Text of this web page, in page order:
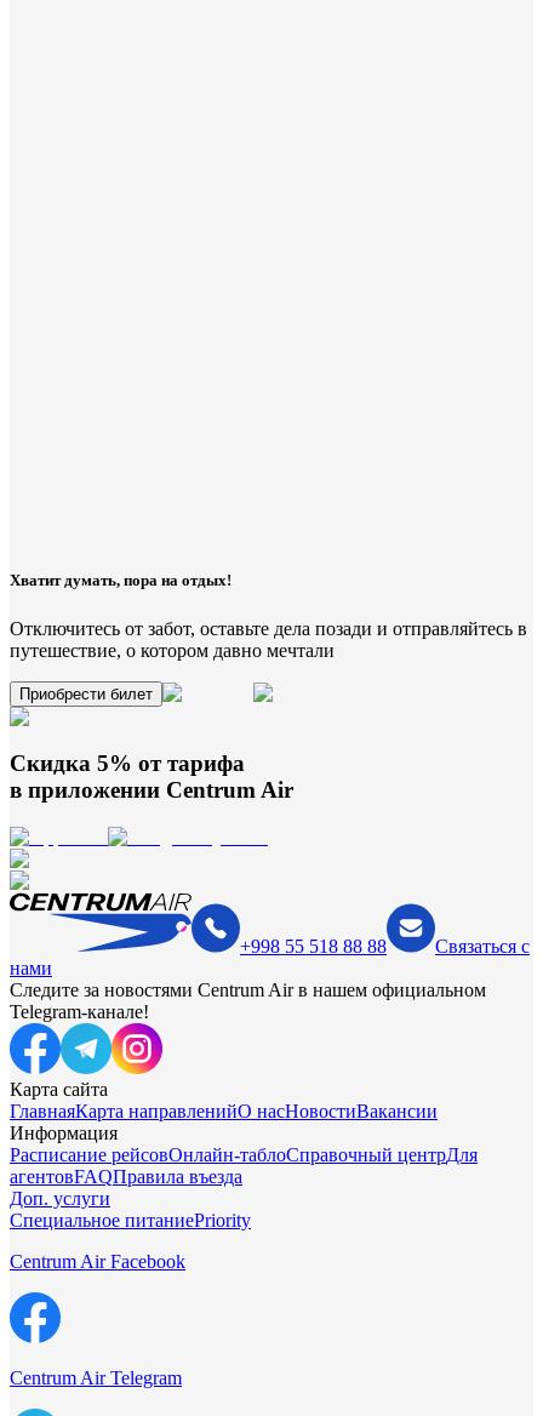
Хватит думать, пора на отдых!
Отключитесь от забот, оставьте дела позади и отправляйтесь в
путешествие, о котором давно мечтали
Приобрести билет
Скидка 5% от тарифа
в приложении Centrum Air
+998 55 518 88 88
Связаться с
нами
Следите за новостями Centrum Air в нашем официальном
Telegram-канале!
Карта сайта
ГлавнаяКарта направленийО насНовостиВакансии
Информация
Расписание рейсовОнлайн-таблоСправочный центрДля
агентовFAQПравила въезда
Доп. услуги
Специальное питаниеPriority
Centrum Air Facebook
Centrum Air Telegram